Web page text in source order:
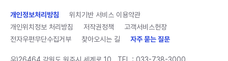
개인정보처리방침
위치기반 서비스 이용약관
개인위치정보 처리방침
저작권정책
고객서비스헌장
전자우편무단수집거부
찾아오시는 길 자주 묻는 질문